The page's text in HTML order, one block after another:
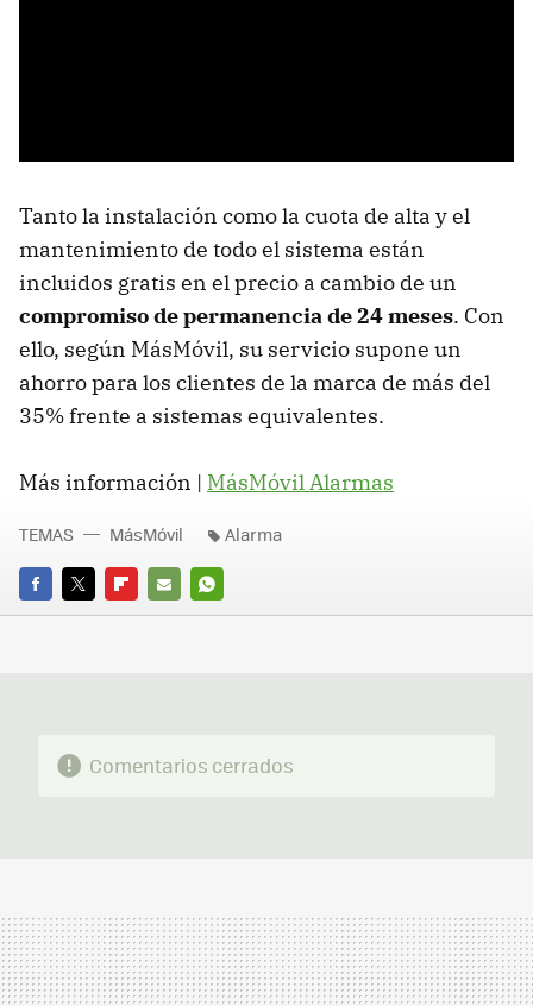
Tanto la instalación como la cuota de alta y el
mantenimiento de todo el sistema están
incluidos gratis en el precio a cambio de un
compromiso de permanencia de 24 meses. Con
ello, según MásMóvil, su servicio supone un
ahorro para los clientes de la marca de más del
35% frente a sistemas equivalentes.
Más información | MásMóvil Alarmas
FACEBOOK
TWITTERFLIPBOARD
E-
WHATSAPP
TEMAS MásMóvil Alarma
Comentarios cerrados